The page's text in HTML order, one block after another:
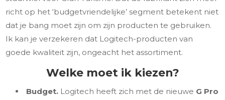
richt op het ‘budgetvriendelijke’ segment betekent niet
dat je bang moet zijn om zijn producten te gebruiken.
Ik kan je verzekeren dat Logitech-producten van
goede kwaliteit zijn, ongeacht het assortiment.
Welke moet ik kiezen?
Budget. Logitech heeft zich met de nieuwe G Pro